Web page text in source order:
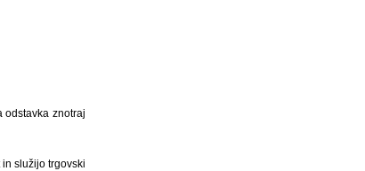
odstavka znotraj
služijo trgovski